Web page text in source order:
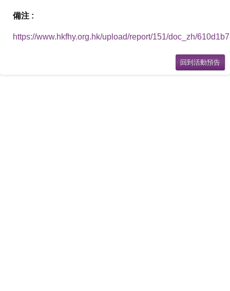
備注 :
https://www.hkfhy.org.hk/upload/report/151/doc_zh/